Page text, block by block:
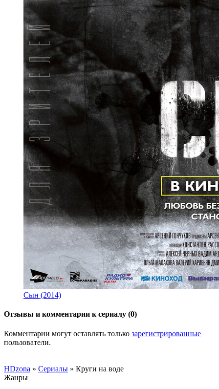
Сын (2014)
Отзывы и комментарии к сериалу (0)
Комментарии могут оставлять только зарегистрированные
пользователи.
HDzona » Сериалы » Круги на воде
Жанры